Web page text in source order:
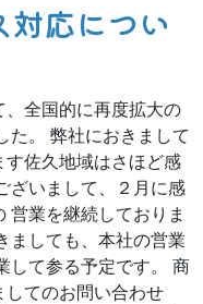
応につい
全国的に再度拡大の
た。 弊社におきまして
佐久地域はさほど感
ざいまして、２月に感
営業を継続しておりま
ましても、本社の営業
して参る予定です。 商
してのお問い合わせ